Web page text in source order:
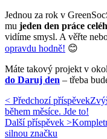
Jednou za rok v
mu jeden den práce
vidíme smysl. A věřte
opravdu hodně! 😊
Máte takový projekt v
do Daruj den – třeba
< Předchozí příspěvek
během měsíce. Jde to!
Další příspěvek >
silnou značku